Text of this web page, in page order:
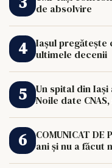
de absolvire
Iașul
ultimele decenii
Un spital din
Noile date
COMUNICAT
ani și nu a făcut